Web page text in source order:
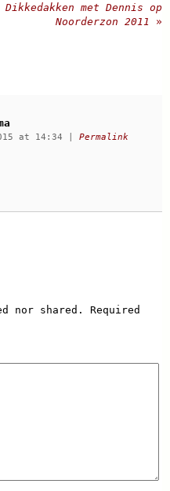
Dikkedakken met Dennis op
Noorderzon 2011 »
at 14:34 Permalink
nor shared. Required